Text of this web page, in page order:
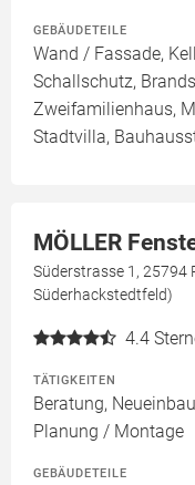
GEBÄUDETEILE
Wand / Fassade,
Schallschutz,
Zweifamilienhaus,
Stadtvilla,
MÖLLER
Süderstrasse 1, 25794
Süderhackstedtfeld)
4.4
TÄTIGKEITEN
Beratung,
Planung / Montage
GEBÄUDETEILE